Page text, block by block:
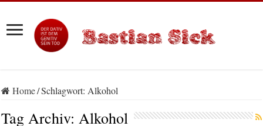
Home/Schlagwort:Alkohol
Tag Archiv:Alkohol